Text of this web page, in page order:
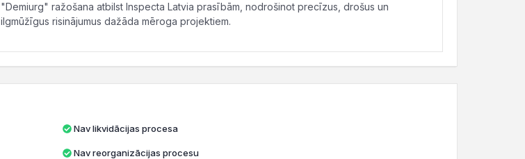
"Demiurg" ražošana atbilst Inspecta Latvia prasībām, nodrošinot precīzus, drošus un
ilgmūžīgus risinājumus dažāda mēroga projektiem.
Nav likvidācijas procesa
Nav reorganizācijas procesu